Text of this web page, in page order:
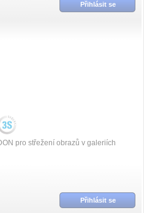
Přihlásit se
pro střežení obrazů v galeriích
Přihlásit se